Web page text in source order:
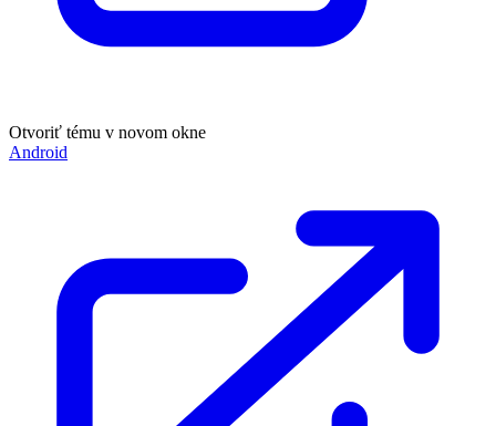
Otvoriť tému v novom okne
Android